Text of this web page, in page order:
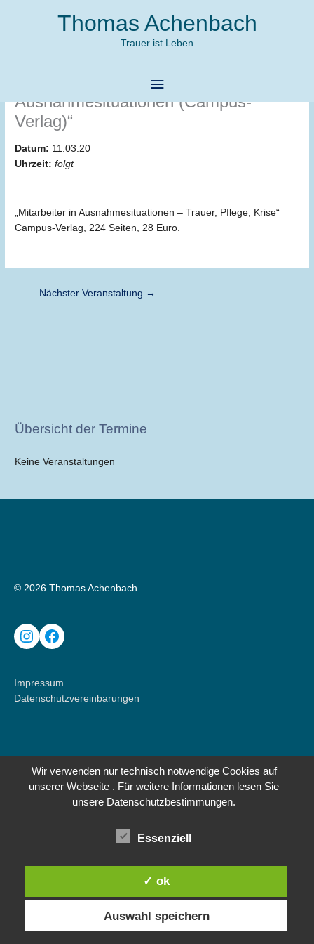
Thomas Achenbach
Trauer ist Leben
Hauptmenü
Buches „Mitarbeiter in
Ausnahmesituationen (Campus-
Verlag)“
Datum: 11.03.20
Uhrzeit: folgt
„Mitarbeiter in Ausnahmesituationen – Trauer, Pflege, Krise“
Campus-Verlag, 224 Seiten, 28 Euro.
Nächster Veranstaltung →
Übersicht der Termine
Keine Veranstaltungen
© 2026 Thomas Achenbach
Instagram
Facebook
Impressum
Datenschutzvereinbarungen
Wir verwenden nur technisch notwendige Cookies auf
unserer Webseite . Für weitere Informationen lesen Sie
unsere Datenschutzbestimmungen.
Essenziell
✓ ok
Auswahl speichern